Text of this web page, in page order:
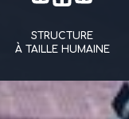
STRUCTURE
À TAILLE HUMAINE